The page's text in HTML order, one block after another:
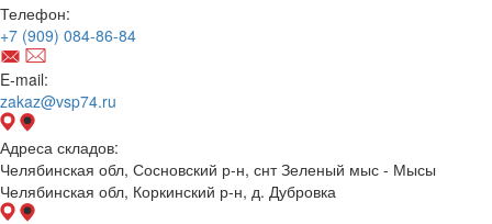
Телефон:
+7 (909) 084-86-84
E-mail:
zakaz@vsp74.ru
Адреса складов:
Челябинская обл, Сосновский р-н, снт Зеленый мыс - Мысы
Челябинская обл, Коркинский р-н, д. Дубровка